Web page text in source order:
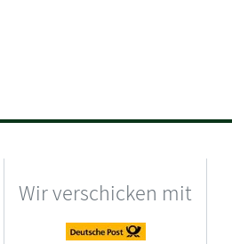
Wir verschicken mit